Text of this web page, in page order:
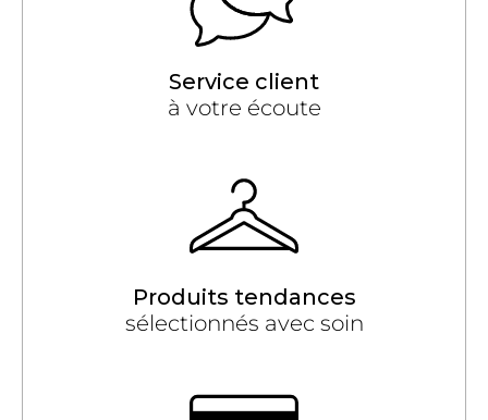
Service client
à votre écoute
Produits tendances
sélectionnés avec soin